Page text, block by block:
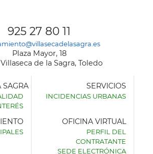
925 27 80 11
Plaza Mayor, 18
de la Sagra, Toledo
SAGRA SERVICIOS
INCIDENCIAS URBANAS
OFICINA VIRTUAL
PERFIL DEL
CONTRATANTE
SEDE ELECTRÓNICA